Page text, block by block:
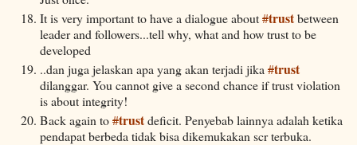
It is very important to have a dialogue about#trustbetween
leader and followers...tell why, what and how trust to be
developed
..dan juga jelaskan apa yang akan terjadi jika #trust
dilanggar. You cannot give a second chance if trust violation
is about integrity!
Back again to#trustdeficit. Penyebab lainnya adalah ketika
pendapat berbeda tidak bisa dikemukakan scr terbuka.